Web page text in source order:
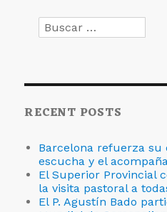
Buscar
por:
RECENT POSTS
Barcelona refuerza su
escucha y el
El Superior Provincial
la visita pastoral a
El P. Agustín Bado